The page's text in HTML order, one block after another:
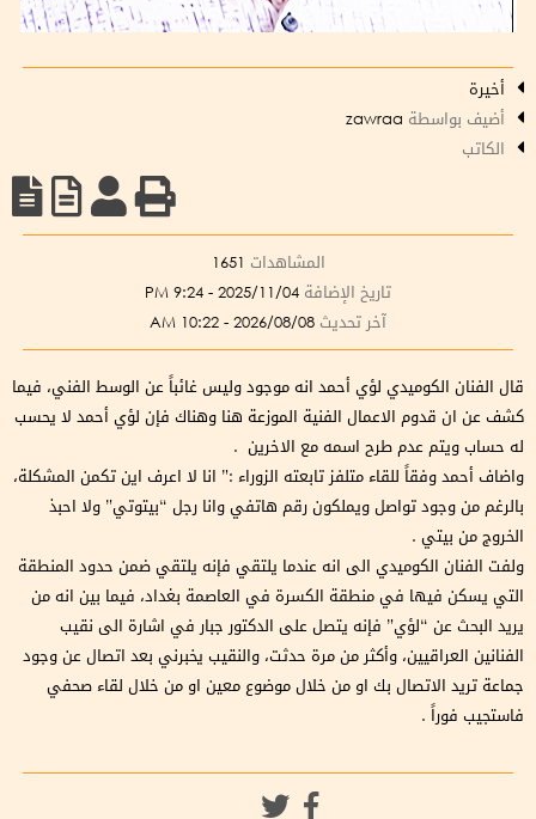
أخيرة
أضيف بواسطة
الكاتب
المشاهدات 1651
تاريخ الإضافة 2025/11/04 - 9:24 PM
آخر تحديث 2026/08/08 - 10:22 AM
قال الفنان الكوميدي لؤي أحمد انه موجود وليس غائباً عن الوسط الفني، فيما
كشف عن ان قدوم الاعمال الفنية الموزعة هنا وهناك فإن لؤي أحمد لا يحسب
له حساب ويتم عدم طرح اسمه مع الاخرين .
واضاف أحمد وفقاً للقاء متلفز تابعته الزوراء :” انا لا اعرف اين تكمن المشكلة،
بالرغم من وجود تواصل ويملكون رقم هاتفي وانا رجل “بيتوتي” ولا احبذ
الخروج من بيتي .
ولفت الفنان الكوميدي الى انه عندما يلتقي فإنه يلتقي ضمن حدود المنطقة
التي يسكن فيها في منطقة الكسرة في العاصمة بغداد، فيما بين انه من
يريد البحث عن “لؤي” فإنه يتصل على الدكتور جبار في اشارة الى نقيب
الفنانين العراقيين، وأكثر من مرة حدثت، والنقيب يخبرني بعد اتصال عن وجود
جماعة تريد الاتصال بك او من خلال موضوع معين او من خلال لقاء صحفي
فاستجيب فوراً .